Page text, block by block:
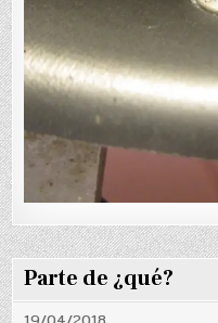
Parte de ¿qué?